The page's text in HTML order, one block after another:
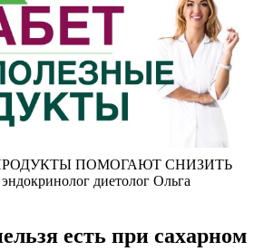
ПОМОГАЮТ СНИЗИТЬ
диетолог Ольга
есть при сахарном